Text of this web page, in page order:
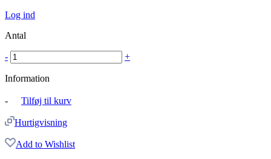
Log ind
Antal
- +
Information
- Tilføj til kurv
Hurtigvisning
Add to Wishlist